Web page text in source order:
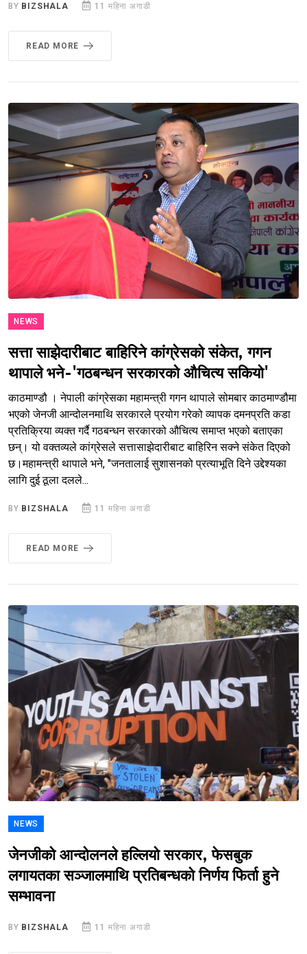
BY BIZSHALA 11 महिना अगाडी
READ MORE
NEWS
सत्ता साझेदारीबाट बाहिरिने कांग्रेसको संकेत, गगन
थापाले भने-'गठबन्धन सरकारको औचित्य सकियो'
काठमाण्डौ । नेपाली कांग्रेसका महामन्त्री गगन थापाले सोमबार काठमाण्डौमा
भएको जेनजी आन्दोलनमाथि सरकारले प्रयोग गरेको व्यापक दमनप्रति कडा
प्रतिक्रिया व्यक्त गर्दै गठबन्धन सरकारको औचित्य समाप्त भएको बताएका
छन्। यो वक्तव्यले कांग्रेसले सत्तासाझेदारीबाट बाहिरिन सक्ने संकेत दिएको
छ।महामन्त्री थापाले भने, "जनतालाई सुशासनको प्रत्याभूति दिने उद्देश्यका
लागि दुई ठूला दलले...
BY BIZSHALA 11 महिना अगाडी
READ MORE
NEWS
जेनजीको आन्दोलनले हल्लियो सरकार, फेसबुक
लगायतका सञ्जालमाथि प्रतिबन्धको निर्णय फिर्ता हुने
सम्भावना
BY BIZSHALA 11 महिना अगाडी